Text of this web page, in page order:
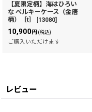
【夏限定柄】海はひろい
な ベルキーケース（金唐
柄）［t］
[13080]
10,900円 (税込)
ご購入いただけます
レビュー